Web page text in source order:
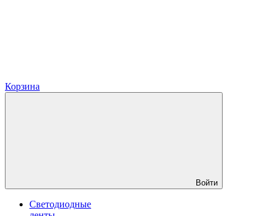
Корзина
Войти
Светодиодные